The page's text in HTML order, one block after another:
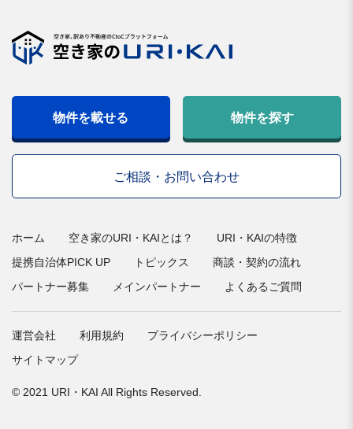
物件を載せる 物件を探す
ご相談・お問い合わせ
ホーム 空き家のURI・KAIとは？
URI・KAIの特徴
提携自治体PICK UP
トピックス
商談・契約の流れ
パートナー募集
メインパートナー よくあるご質問
運営会社 利用規約
プライバシーポリシー
サイトマップ
© 2021 URI・KAI All Rights Reserved.